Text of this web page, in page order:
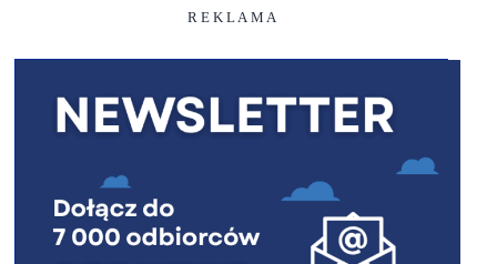
R E K L A M A